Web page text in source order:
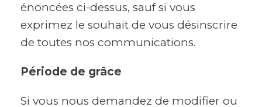
énoncées ci-dessus, sauf si vous
exprimez le souhait de vous désinscrire
de toutes nos communications.
Période de grâce
Si vous nous demandez de modifier ou